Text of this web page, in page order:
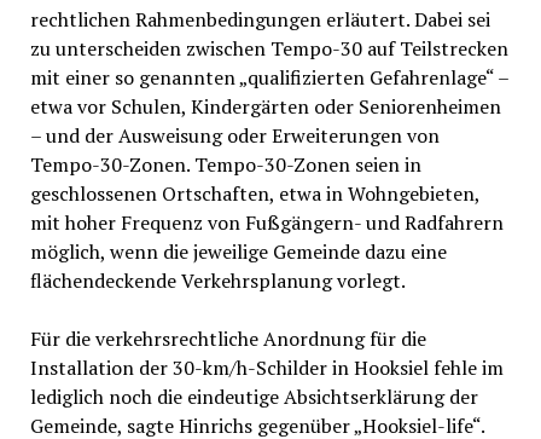
rechtlichen Rahmenbedingungen erläutert. Dabei sei
zu unterscheiden zwischen Tempo-30 auf Teilstrecken
mit einer so genannten „qualifizierten Gefahrenlage“ –
etwa vor Schulen, Kindergärten oder Seniorenheimen
– und der Ausweisung oder Erweiterungen von
Tempo-30-Zonen. Tempo-30-Zonen seien in
geschlossenen Ortschaften, etwa in Wohngebieten,
mit hoher Frequenz von Fußgängern- und Radfahrern
möglich, wenn die jeweilige Gemeinde dazu eine
flächendeckende Verkehrsplanung vorlegt.
Für die verkehrsrechtliche Anordnung für die
Installation der 30-km/h-Schilder in Hooksiel fehle im
lediglich noch die eindeutige Absichtserklärung der
Gemeinde, sagte Hinrichs gegenüber „Hooksiel-life“.